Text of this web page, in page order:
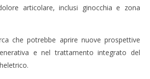
articolare, inclusi ginocchia e zona
che potrebbe aprire nuove prospettive
e nel trattamento integrato del